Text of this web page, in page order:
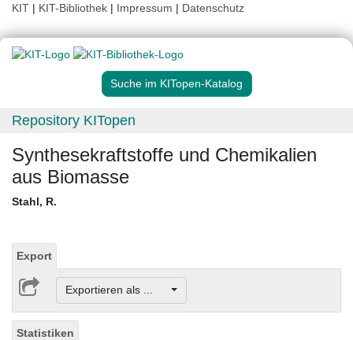
KIT | KIT-Bibliothek | Impressum | Datenschutz
Suche im KITopen-Katalog
Repository KITopen
Synthesekraftstoffe und Chemikalien
aus Biomasse
Stahl, R.
Export
Exportieren als ...
Statistiken